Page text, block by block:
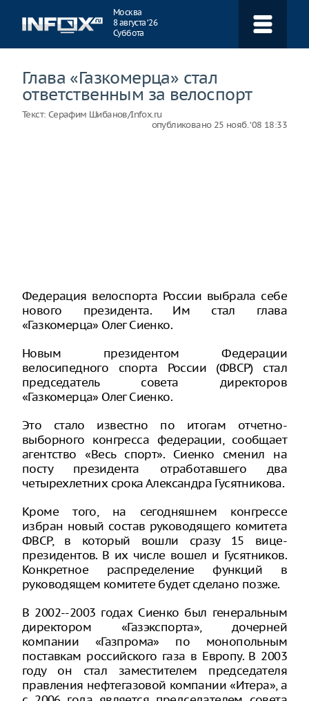
Москва
8 августа ‘26
Суббота
Глава «Газкомерца» стал
ответственным за велоспорт
Текст: Серафим Шибанов/Infox.ru
опубликовано 25 нояб. ‘08 18:33
Федерация велоспорта России выбрала себе
нового президента. Им стал глава
«Газкомерца» Олег Сиенко.
Новым президентом Федерации
велосипедного спорта России (ФВСР) стал
председатель совета директоров
«Газкомерца» Олег Сиенко.
Это стало известно по итогам отчетно-
выборного конгресса федерации, сообщает
агентство «Весь спорт». Сиенко сменил на
посту президента отработавшего два
четырехлетних срока Александра Гусятникова.
Кроме того, на сегодняшнем конгрессе
избран новый состав руководящего комитета
ФВСР, в который вошли сразу 15 вице-
президентов. В их числе вошел и Гусятников.
Конкретное распределение функций в
руководящем комитете будет сделано позже.
В 2002--2003 годах Сиенко был генеральным
директором «Газэкспорта», дочерней
компании «Газпрома» по монопольным
поставкам российского газа в Европу. В 2003
году он стал заместителем председателя
правления нефтегазовой компании «Итера», а